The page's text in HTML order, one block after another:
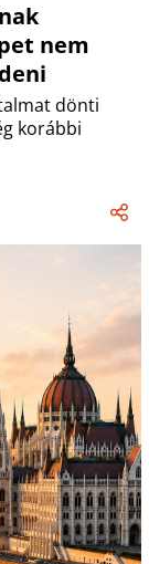
nem
dönti
korábbi